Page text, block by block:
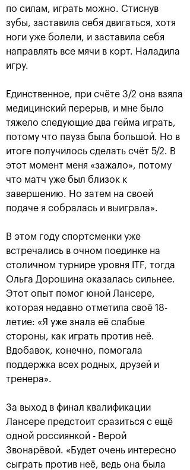
Анастасия Павлюченкова:
«Не хватило чуть-чуть,
чтобы оказать Белинде
сопротивление!»
Андрей Рублев:
«Невозможно описать
20 октября, 20:00
Белинда Бенчич: «ВТБ
Кубок Кремля» займет
сердце»
20 октября, 19:15
было играть в наш
лучший теннис весь
матч!»
20 октября, 16:45
сыграют в одиночных
финалах «ВТБ Кубок
Кремля 2019»
20 октября, 10:00
по силам, играть можно. Стиснув
зубы, заставила себя двигаться, хотя
ноги уже болели, и заставила себя
направлять все мячи в корт. Наладила
игру.
Единственное, при счёте 3/2 она взяла
медицинский перерыв, и мне было
тяжело следующие два гейма играть,
потому что пауза была большой. Но в
итоге получилось сделать счёт 5/2. В
этот момент меня «зажало», потому
что матч уже был близок к
завершению. Но затем на своей
подаче я собралась и выиграла».
В этом году спортсменки уже
встречались в очном поединке на
столичном турнире уровня ITF, тогда
Ольга Дорошина оказалась сильнее.
Этот опыт помог юной Лансере,
которая недавно отметила своё 18-
летие: «Я уже знала её слабые
стороны, как играть против неё.
Вдобавок, конечно, помогала
поддержка всех родных, друзей и
тренера».
За выход в финал квалификации
Лансере предстоит сразиться с ещё
одной россиянкой - Верой
Звонарёвой. «Будет очень интересно
сыграть против неё, ведь она была